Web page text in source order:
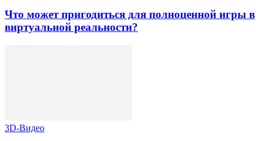
Что может пригодиться для полноценной игры в
виртуальной реальности?
3D-Видео